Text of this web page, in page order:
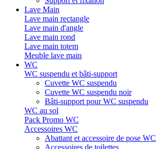
Lave Main
Lave main rectangle
Lave main d'angle
Lave main rond
Lave main totem
Meuble lave main
WC
WC suspendu et bâti-support
Cuvette WC suspendu
Cuvette WC suspendu noir
Bâti-support pour WC suspendu
WC au sol
Pack Promo WC
Accessoires WC
Abattant et accessoire de pose WC
Accessoires de toilettes